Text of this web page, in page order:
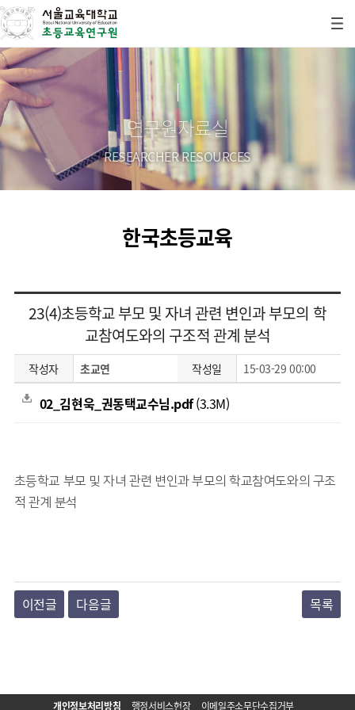
연구원자료실
RESEARCHER RESOURCES
한국초등교육
23(4)초등학교 부모 및 자녀 관련 변인과 부모의 학
교참여도와의 구조적 관계 분석
작성자 초교연 작성일 15-03-29 00:00
02_김현욱_권동택교수님.pdf(3.3M)
초등학교 부모 및 자녀 관련 변인과 부모의 학교참여도와의 구조
적 관계 분석
이전글 다음글 목록
개인정보처리방침 행정서비스헌장 이메일주소무단수집거부